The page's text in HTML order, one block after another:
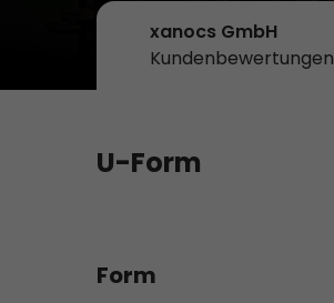
xanocs GmbH
Kundenbewertungen
U-Form
Form